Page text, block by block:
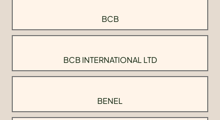
BCB
BCB INTERNATIONAL LTD
BENEL